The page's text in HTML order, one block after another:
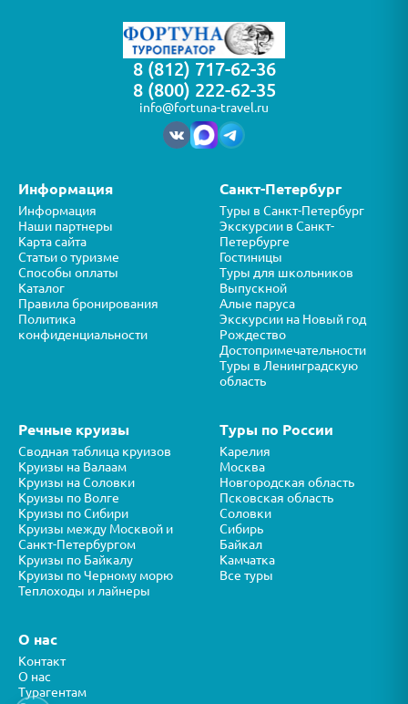
8 (812) 717-62-36
8 (800) 222-62-35
info@fortuna-travel.ru
Информация
Информация
Наши партнеры
Карта сайта
Статьи о туризме
Способы оплаты
Каталог
Правила бронирования
Политика
конфиденциальности
Санкт-Петербург
Туры в Санкт-Петербург
Экскурсии в Санкт-
Петербурге
Гостиницы
Туры для школьников
Выпускной
Алые паруса
Экскурсии на Новый год
Рождество
Достопримечательности
Туры в Ленинградскую
область
Речные круизы
Сводная таблица круизов
Круизы на Валаам
Круизы на Соловки
Круизы по Волге
Круизы по Сибири
Круизы между Москвой и
Санкт-Петербургом
Круизы по Байкалу
Круизы по Черному морю
Теплоходы и лайнеры
Туры по России
Карелия
Москва
Новгородская область
Псковская область
Соловки
Сибирь
Байкал
Камчатка
Все туры
О нас
Контакт
О нас
Турагентам